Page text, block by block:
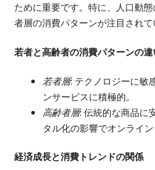
ために重要です。特に、人口動
者層の消費パターンが注目されて
若者と高齢者の消費パターンの違
若者層: テクノロジーに敏
ンサービスに積極的。
高齢者層: 伝統的な商品に
タル化の影響でオンライ
経済成長と消費トレンドの関係